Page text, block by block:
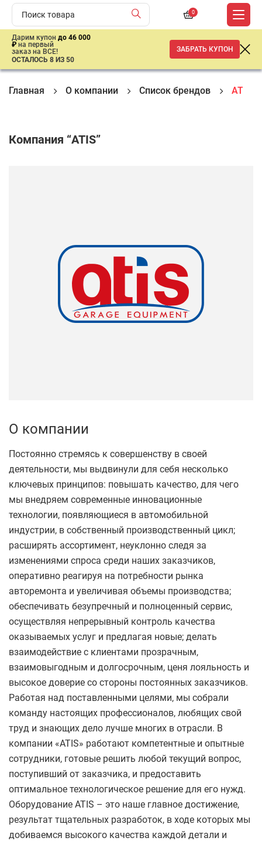
0
Дарим купон до 46 000
₽ на первый
заказ на ВСЕ!
ОСТАЛОСЬ 8 ИЗ 50
ЗАБРАТЬ КУПОН
Главная О компании Список брендов ATIS
Компания “ATIS”
О компании
Постоянно стремясь к совершенству в своей
деятельности, мы выдвинули для себя несколько
ключевых принципов: повышать качество, для чего
мы внедряем современные инновационные
технологии, появляющиеся в автомобильной
индустрии, в собственный производственный цикл;
расширять ассортимент, неуклонно следя за
изменениями спроса среди наших заказчиков,
оперативно реагируя на потребности рынка
авторемонта и увеличивая объемы производства;
обеспечивать безупречный и полноценный сервис,
осуществляя непрерывный контроль качества
оказываемых услуг и предлагая новые; делать
взаимодействие с клиентами прозрачным,
взаимовыгодным и долгосрочным, ценя лояльность и
высокое доверие со стороны постоянных заказчиков.
Работая над поставленными целями, мы собрали
команду настоящих профессионалов, любящих свой
труд и знающих дело лучше многих в отрасли. В
компании «ATIS» работают компетентные и опытные
сотрудники, готовые решить любой текущий вопрос,
поступивший от заказчика, и предоставить
оптимальное технологическое решение для его нужд.
Оборудование ATIS – это наше главное достижение,
результат тщательных разработок, в ходе которых мы
добиваемся высокого качества каждой детали и